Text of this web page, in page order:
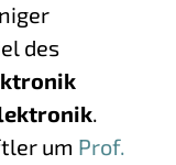
des
.
um Prof.